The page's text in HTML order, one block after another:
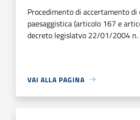
Procedimento di accertamento
paesaggistica (articolo 167 e
decreto legislatvo 22/01/2004 n.
VAI ALLA PAGINA